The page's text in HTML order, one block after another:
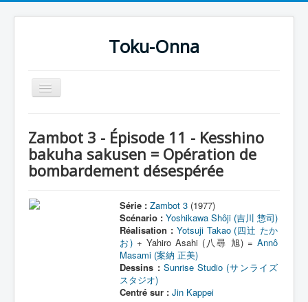
Toku-Onna
Basculer
la
Toku-Actrices
Toku-Critiques
Zambot 3 - Épisode 11 - Kesshino
bakuha sakusen = Opération de
bombardement désespérée
Série : Zambot 3 (1977)
Scénario : Yoshikawa Shôji (吉川 惣司)
Réalisation : Yotsuji Takao (四辻 たか
お) + Yahiro Asahi (八尋 旭) =Annô
Masami (案納 正美)
Dessins : Sunrise Studio (サンライズ
スタジオ)
Centré sur : Jin Kappei